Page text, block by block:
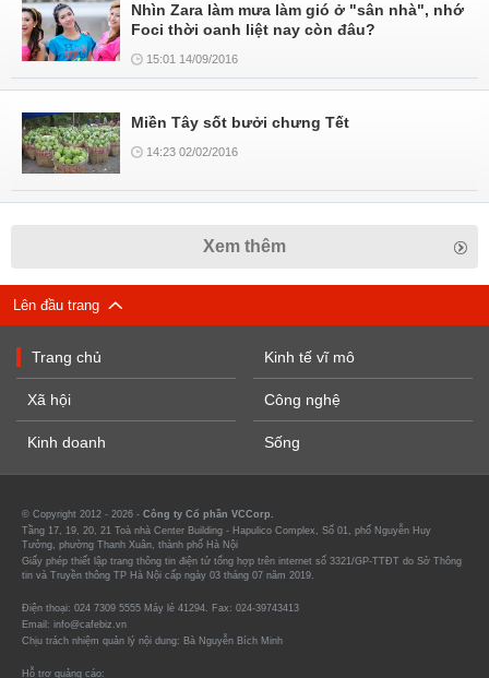
Nhìn Zara làm mưa làm gió ở "sân nhà", nhớ
Foci thời oanh liệt nay còn đâu?
15:01 14/09/2016
Miền Tây sốt bưởi chưng Tết
14:23 02/02/2016
Xem thêm
Lên đầu trang
Trang chủ
Xã hội
Kinh doanh
Kinh tế vĩ mô
Công nghệ
Sống
© Copyright 2012 - 2026 - Công ty Cổ phần VCCorp.
Tầng 17, 19, 20, 21 Toà nhà Center Building - Hapulico Complex, Số 01, phố Nguyễn Huy
Tưởng, phường Thanh Xuân, thành phố Hà Nội
Giấy phép thiết lập trang thông tin điện tử tổng hợp trên internet số 3321/GP-TTĐT do Sở Thông
tin và Truyền thông TP Hà Nội cấp ngày 03 tháng 07 năm 2019.
Điện thoại: 024 7309 5555 Máy lẻ 41294. Fax: 024-39743413
Email: info@cafebiz.vn
Chịu trách nhiệm quản lý nội dung: Bà Nguyễn Bích Minh
Hỗ trợ quảng cáo: